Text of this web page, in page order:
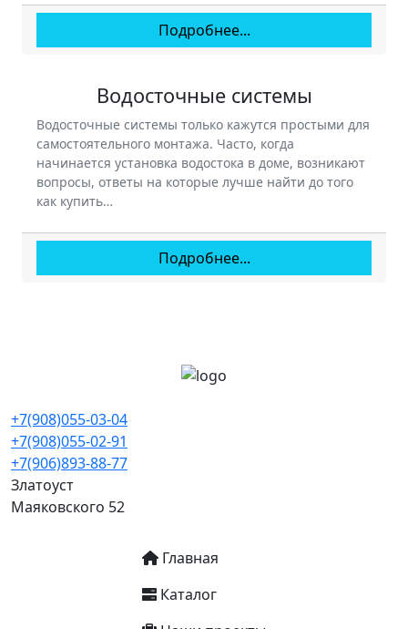
Подробнее...
Водосточные системы
Водосточные системы только кажутся простыми для
самостоятельного монтажа. Часто, когда
начинается установка водостока в доме, возникают
вопросы, ответы на которые лучше найти до того
как купить…
Подробнее...
+7(908)055-03-04
+7(908)055-02-91
+7(906)893-88-77
Златоуст
Маяковского 52
Основная навигация
Главная
Каталог